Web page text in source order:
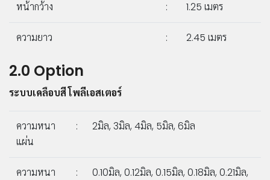
หน้ากว้าง : 1.25 เมตร
ความยาว : 2.45 เมตร
2.0 Option
ระบบเคลือบสี โพลีเอสเตอร์
ความหนา
แผ่น
: 2มิล, 3มิล, 4มิล, 5มิล, 6มิล
ความหนา
:
0.10มิล, 0.12มิล, 0.15มิล, 0.18มิล, 0.21มิล,